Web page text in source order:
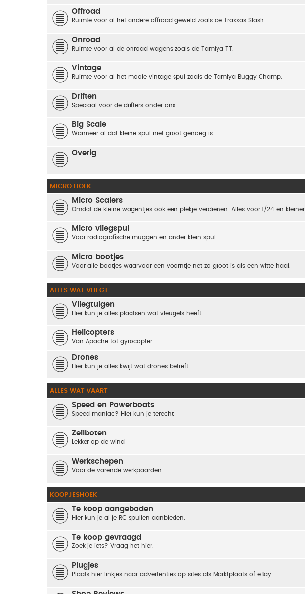
Offroad
Ruimte voor al het andere offroad geweld zoals de Traxxas Slash.
Onroad
Ruimte voor al de onroad wagens zoals de Tamiya TT.
Vintage
Ruimte voor al het mooie vintage spul zoals de Tamiya Buggy Champ.
Driften
Speciaal voor de drifters onder ons.
Big Scale
Wanneer al dat kleine spul niet groot genoeg is.
Overig
MICRO HOEK
Micro Scalers
Omdat de kleine wagentjes ook een plekje verdienen. Alles voor 1/24 en kleiner.
Micro vliegspul
Voor radiografische muggen en ander klein spul.
Micro bootjes
Voor alle bootjes waarvoor een voorntje net zo groot is als een witte haai.
ALLES WAT VLIEGT
Vliegtuigen
Hier kun je alles plaatsen wat vleugels heeft.
Helicopters
Van Apache tot gyrocopter.
Drones
Hier kun je alles kwijt wat drones betreft.
ALLES WAT VAART
Speed en Powerboats
Speed maniac? Hier kun je terecht.
Zeilboten
Lekker op de wind
Werkschepen
Voor de varende werkpaarden
KOOPJESHOEK
Te koop aangeboden
Hier kun je al je RC spullen aanbieden.
Te koop gevraagd
Zoek je iets? Vraag het hier.
Plugjes
Plaats hier linkjes naar advertenties op sites als Marktplaats of eBay.